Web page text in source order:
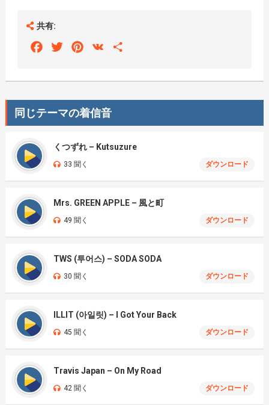
共有:
FacebookTwitterPinterest
VK
同じテーマの着信音
くつずれ – Kutsuzure
33 聞く ダウンロード
Mrs. GREEN APPLE – 風と町
49 聞く ダウンロード
TWS (투어스) – SODA SODA
30 聞く ダウンロード
ILLIT (아일릿) – I Got Your Back
45 聞く ダウンロード
Travis Japan – On My Road
42 聞く ダウンロード